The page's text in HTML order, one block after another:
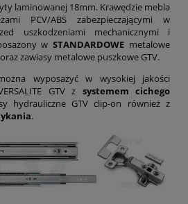
laminowanej 18mm. Krawędzie mebla
PCV/ABS zabezpieczającymi w
uszkodzeniami mechanicznymi i
wSTANDARDOWE metalowe
zawiasy metalowe puszkowe GTV.
wyposażyć w wysokiej jakości
GTV z systemem cichego
hydrauliczne GTV clip-on również z
.